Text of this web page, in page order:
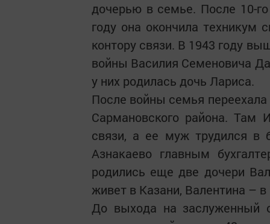
дочерью в семье. После 10-
году она окончила техникум
контору связи. В 1943 году
войны Василия Семеновича
у них родилась дочь Лариса.
После войны семья
Сармановского района. Там
связи, а ее муж трудился в
Азнакаево главным
родились еще две дочери
живет в Казани, Валентина –
До выхода на заслуженный